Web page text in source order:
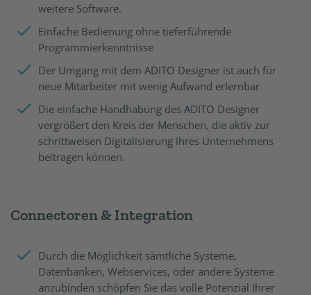
weitere Software.
Einfache Bedienung ohne tieferführende
Programmierkenntnisse
Der Umgang mit dem ADITO Designer ist auch für
neue Mitarbeiter mit wenig Aufwand erlernbar
Die einfache Handhabung des ADITO Designer
vergrößert den Kreis der Menschen, die aktiv zur
schrittweisen Digitalisierung Ihres Unternehmens
beitragen können.
Connectoren & Integration
Durch die Möglichkeit sämtliche Systeme,
Datenbanken, Webservices, oder andere Systeme
anzubinden schöpfen Sie das volle Potenzial Ihrer